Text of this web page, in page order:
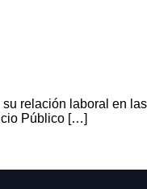
relación laboral en
Público […]